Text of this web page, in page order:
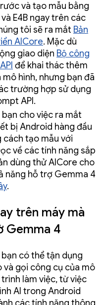
và tạo mẫu bằng
E4B ngay trên các
tôi sẽ ra mắt Bản
AICore. Mặc dù
giao diện Bộ công
để khai thác thêm
hình, nhưng bạn đã
trường hợp sử dụng
API.
cho việc ra mắt
bị Android hàng đầu
cách tạo mẫu với
về các tính năng sắp
dùng thử AICore cho
năng hỗ trợ Gemma 4
.
trên máy mà
Gemma 4
có thể tận dụng
và gọi công cụ của mô
làm việc, từ việc
AI trong Android